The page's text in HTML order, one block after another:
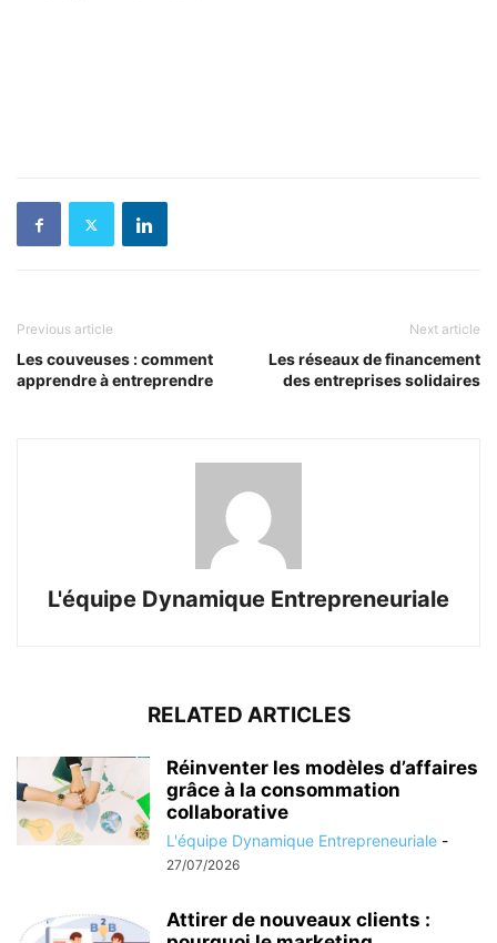
Previous article
Les couveuses : comment
apprendre à entreprendre
Next article
Les réseaux de financement
des entreprises solidaires
L'équipe Dynamique Entrepreneuriale
RELATED ARTICLES
Réinventer les modèles d’affaires
grâce à la consommation
collaborative
L'équipe Dynamique Entrepreneuriale -
27/07/2026
Attirer de nouveaux clients :